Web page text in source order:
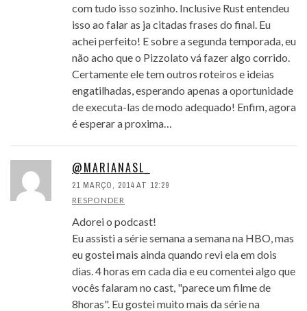
com tudo isso sozinho. Inclusive Rust entendeu
isso ao falar as ja citadas frases do final. Eu
achei perfeito! E sobre a segunda temporada, eu
não acho que o Pizzolato vá fazer algo corrido.
Certamente ele tem outros roteiros e ideias
engatilhadas, esperando apenas a oportunidade
de executa-las de modo adequado! Enfim, agora
é esperar a proxima…
@MARIANASL_
21 MARÇO, 2014 AT 12:29
RESPONDER
Adorei o podcast!
Eu assisti a série semana a semana na HBO, mas
eu gostei mais ainda quando revi ela em dois
dias. 4 horas em cada dia e eu comentei algo que
vocês falaram no cast, "parece um filme de
8horas". Eu gostei muito mais da série na